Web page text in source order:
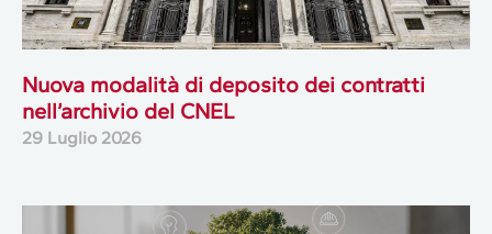
Nuova modalità di deposito dei contratti
nell’archivio del CNEL
29 Luglio 2026